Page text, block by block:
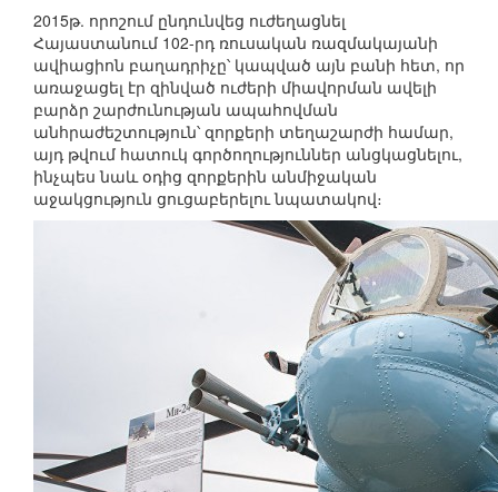
2015թ. որոշում ընդունվեց ուժեղացնել
Հայաստանում 102-րդ ռուսական ռազմակայանի
ավիացիոն բաղադրիչը՝ կապված այն բանի հետ, որ
առաջացել էր զինված ուժերի միավորման ավելի
բարձր շարժունության ապահովման
անհրաժեշտություն՝ զորքերի տեղաշարժի համար,
այդ թվում հատուկ գործողություններ անցկացնելու,
ինչպես նաև օդից զորքերին անմիջական
աջակցություն ցուցաբերելու նպատակով։